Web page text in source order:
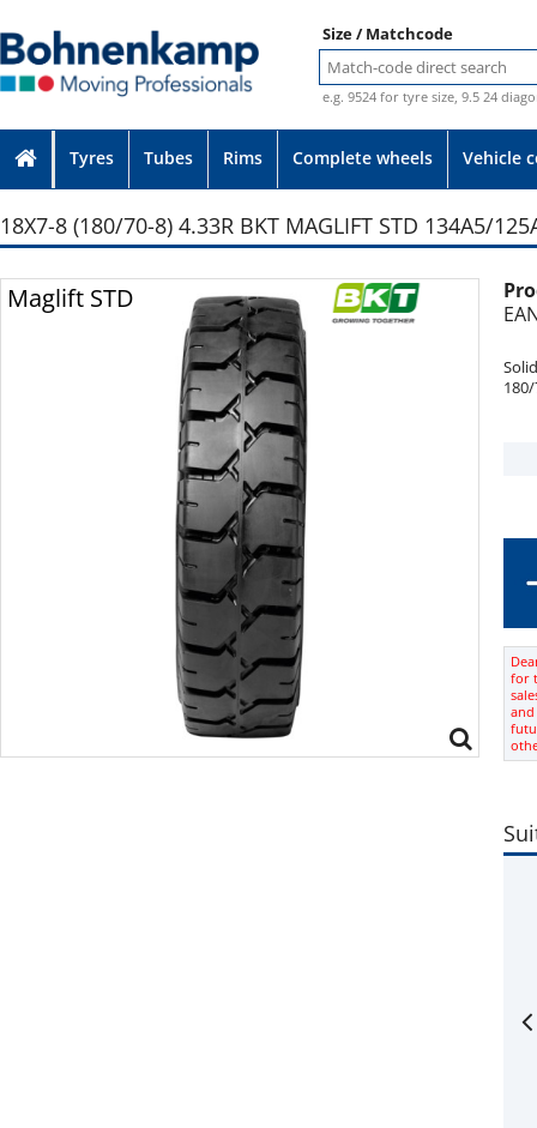
Size / Matchcode
e.g. 9524 for tyre size, 9.5 24
Tyres Tubes Rims Complete wheels Vehicle
18X7-8 (180/70-8) 4.33R BKT MAGLIFT STD 134A5/
Maglift STD Photo provided without guarantee
for